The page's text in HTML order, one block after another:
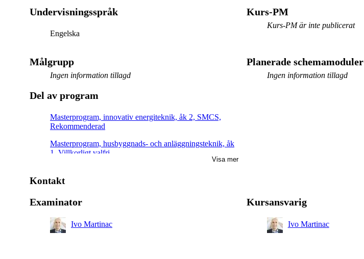
Undervisningsspråk
Engelska
Kurs-PM
Kurs-PM är inte publicerat
Målgrupp
Ingen information tillagd
Planerade schemamoduler
Ingen information tillagd
Del av program
Masterprogram, innovativ energiteknik, åk 2, SMCS,
Rekommenderad
Masterprogram, husbyggnads- och anläggningsteknik, åk
1, Villkorligt valfri
Visa mer
Kontakt
Examinator
Ivo Martinac
Kursansvarig
Ivo Martinac